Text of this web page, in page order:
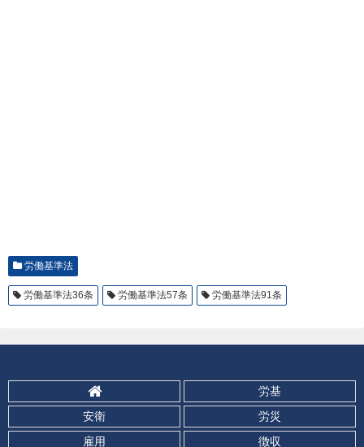
労働基準法
労働基準法36条 労働基準法57条 労働基準法91条
労基
安衛
労災
雇用
徴収